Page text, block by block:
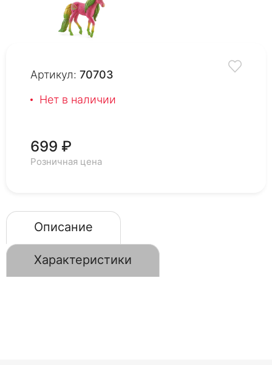
Артикул: 70703
Нет в наличии
699 ₽
Розничная цена
Описание
Характеристики